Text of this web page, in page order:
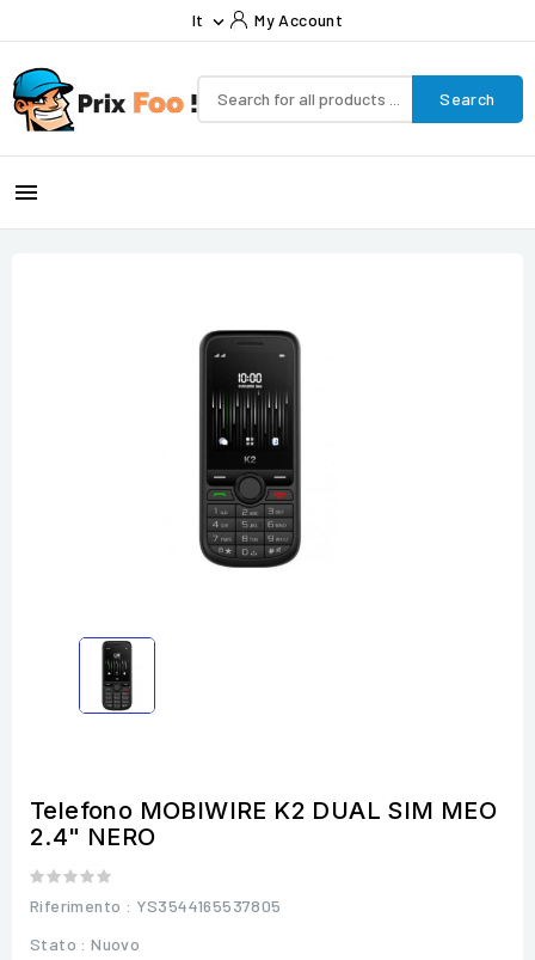
It  My Account
Search

Telefono MOBIWIRE K2 DUAL SIM MEO
2.4" NERO
Riferimento : YS3544165537805
Stato : Nuovo